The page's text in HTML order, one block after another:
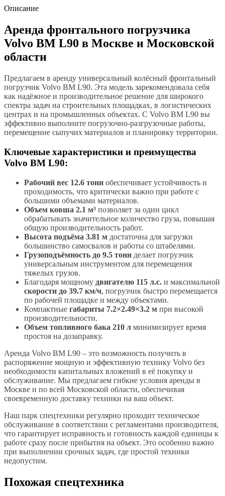
Описание
Аренда фронтального погрузчика
Volvo BM L90 в Москве и Московской
области
Предлагаем в аренду универсальный колёсный фронтальный
погрузчик Volvo BM L90. Эта модель зарекомендовала себя
как надёжное и производительное решение для широкого
спектра задач на строительных площадках, в логистических
центрах и на промышленных объектах. С Volvo BM L90 вы
эффективно выполните погрузочно-разгрузочные работы,
перемещение сыпучих материалов и планировку территории.
Ключевые характеристики и преимущества
Volvo BM L90:
Рабочий вес 12.6 тонн обеспечивает устойчивость и
проходимость, что критически важно при работе с
большими объемами материалов.
Объем ковша 2.1 м³ позволяет за один цикл
обрабатывать значительное количество груза, повышая
общую производительность работ.
Высота подъёма 3.81 м достаточна для загрузки
большинство самосвалов и работы со штабелями.
Грузоподъёмность до 9.5 тонн делает погрузчик
универсальным инструментом для перемещения
тяжелых грузов.
Благодаря мощному двигателю 115 л.с. и максимальной
скорости до 39.7 км/ч, погрузчик быстро перемещается
по рабочей площадке и между объектами.
Компактные габариты 7.2×2.49×3.2 м при высокой
производительности.
Объем топливного бака 210 л минимизирует время
простоя на дозаправку.
Аренда Volvo BM L90 – это возможность получить в
распоряжение мощную и эффективную технику Volvo без
необходимости капитальных вложений в её покупку и
обслуживание. Мы предлагаем гибкие условия аренды в
Москве и по всей Московской области, обеспечивая
своевременную доставку техники на ваш объект.
Наш парк спецтехники регулярно проходит техническое
обслуживание в соответствии с регламентами производителя,
что гарантирует исправность и готовность каждой единицы к
работе сразу после прибытия на объект. Это особенно важно
при выполнении срочных задач, где простой техники
недопустим.
Похожая спецтехника